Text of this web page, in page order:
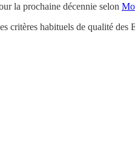
la prochaine décennie selon
critères habituels de qualité